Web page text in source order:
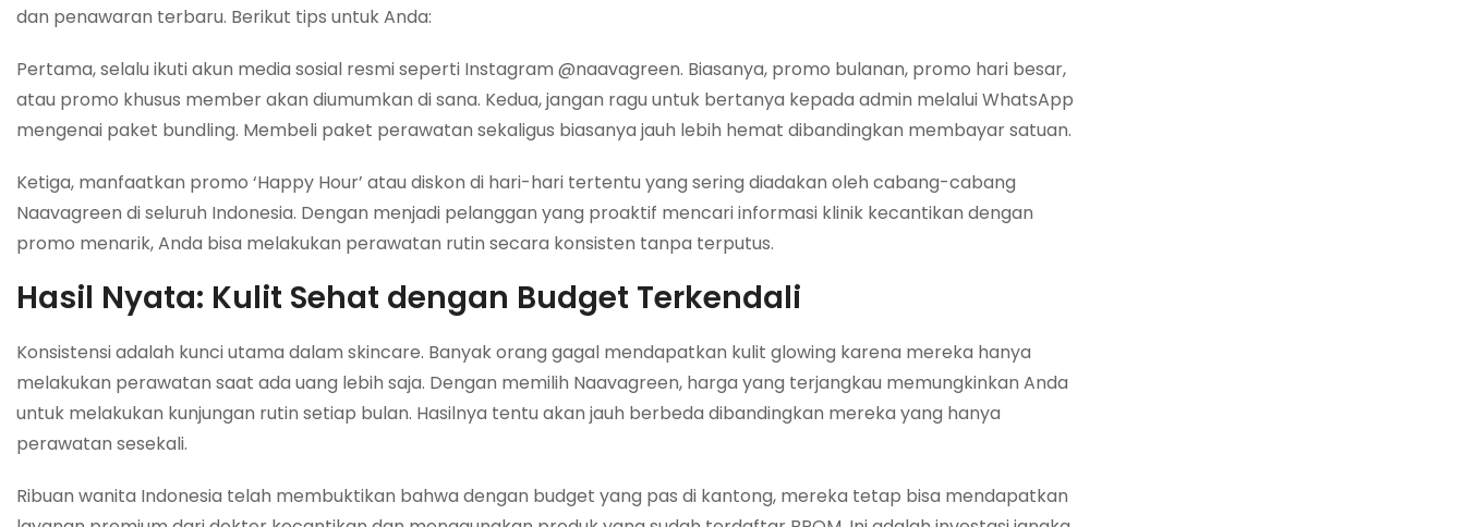
dan penawaran terbaru. Berikut tips untuk Anda:
Pertama, selalu ikuti akun media sosial resmi seperti Instagram @naavagreen. Biasanya, promo bulanan, promo hari besar,
atau promo khusus member akan diumumkan di sana. Kedua, jangan ragu untuk bertanya kepada admin melalui WhatsApp
mengenai paket bundling. Membeli paket perawatan sekaligus biasanya jauh lebih hemat dibandingkan membayar satuan.
Ketiga, manfaatkan promo ‘Happy Hour’ atau diskon di hari-hari tertentu yang sering diadakan oleh cabang-cabang
Naavagreen di seluruh Indonesia. Dengan menjadi pelanggan yang proaktif mencari informasi klinik kecantikan dengan
promo menarik, Anda bisa melakukan perawatan rutin secara konsisten tanpa terputus.
Hasil Nyata: Kulit Sehat dengan Budget Terkendali
Konsistensi adalah kunci utama dalam skincare. Banyak orang gagal mendapatkan kulit glowing karena mereka hanya
melakukan perawatan saat ada uang lebih saja. Dengan memilih Naavagreen, harga yang terjangkau memungkinkan Anda
untuk melakukan kunjungan rutin setiap bulan. Hasilnya tentu akan jauh berbeda dibandingkan mereka yang hanya
perawatan sesekali.
Ribuan wanita Indonesia telah membuktikan bahwa dengan budget yang pas di kantong, mereka tetap bisa mendapatkan